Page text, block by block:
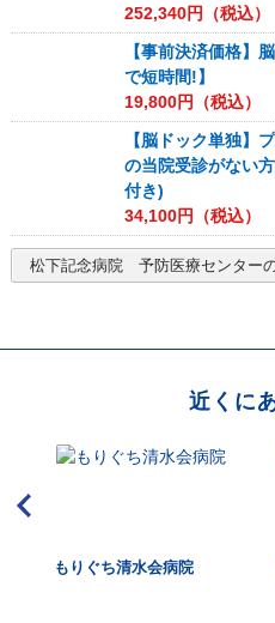
252,340円（税込）
【事前決済価格】
で短時間!】
19,800円（税込）
【脳ドック単独】
の当院受診がない
付き)
34,100円（税込）
松下記念病院 予防医療センター
近くに
もりぐち清水会病院